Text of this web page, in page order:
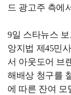
드 광고주 측에
9일 스타뉴스
앙지법 제45민
서 아웃도어 브
해배상 청구를
에 따른 잔여 모